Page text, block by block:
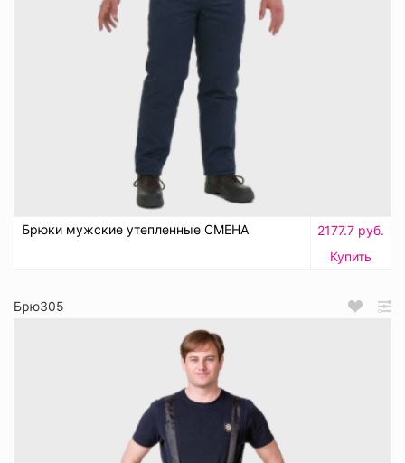
Брюки мужские утепленные СМЕНА
2177.7 руб.
Купить
Брю305